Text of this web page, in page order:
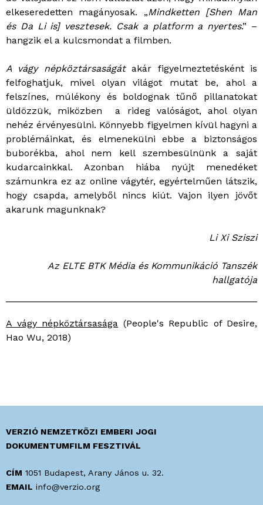
elkeseredetten magányosak. „Mindketten [Shen Man
és Da Li is] vesztesek. Csak a platform a nyertes.” –
hangzik el a kulcsmondat a filmben.
A vágy népköztársaságátakár figyelmeztetésként is
felfoghatjuk, mivel olyan világot mutat be, ahol a
felszínes, múlékony és boldognak tűnő pillanatokat
üldözzük, miközben a rideg valóságot, ahol olyan
nehéz érvényesülni. Könnyebb figyelmen kívül hagyni a
problémáinkat, és elmenekülni ebbe a biztonságos
buborékba, ahol nem kell szembesülnünk a saját
kudarcainkkal. Azonban hiába nyújt menedéket
számunkra ez az online vágytér, egyértelműen látszik,
hogy csapda, amelyből nincs kiút. Vajon ilyen jövőt
akarunk magunknak?
Li Xi Sziszi
Az ELTE BTK Média és Kommunikáció Tanszék
hallgatója
A vágy népköztársasága (People's Republic of Desire,
Hao Wu, 2018)
VERZIÓ NEMZETKÖZI EMBERI JOGI
DOKUMENTUMFILM FESZTIVÁL
CÍM 1051 Budapest, Arany János u. 32.
EMAIL info@verzio.org